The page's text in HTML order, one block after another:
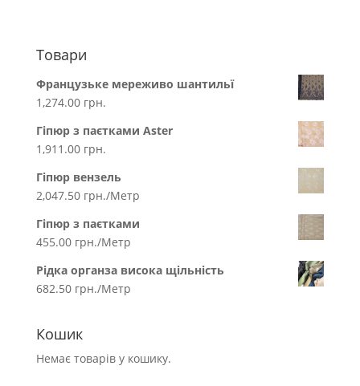
Товари
Французьке мереживо шантильї
1,274.00 грн.
Гіпюр з паєтками Aster
1,911.00 грн.
Гіпюр вензель
2,047.50 грн./Метр
Гіпюр з паєтками
455.00 грн./Метр
Рідка органза висока щільність
682.50 грн./Метр
Кошик
Немає товарів у кошику.